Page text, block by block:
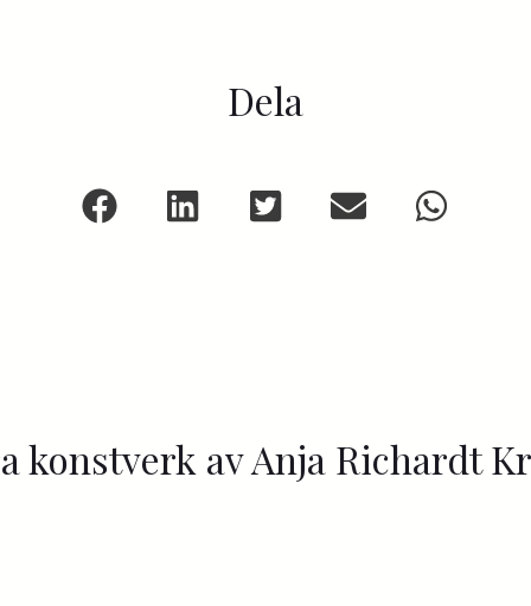
Dela
konstverk av Anja Richardt